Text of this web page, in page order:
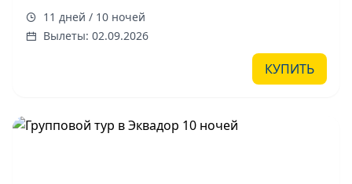
11 дней / 10 ночей
Вылеты: 02.09.2026
КУПИТЬ